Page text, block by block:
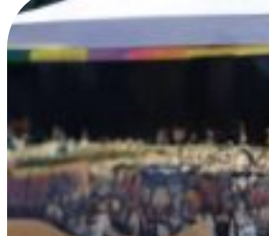
Corse e allenamenti
Turismo accessibile